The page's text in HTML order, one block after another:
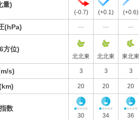
量)
(-0.7) (+0.1) (+0.6)
(hPa) --- --- ---
方位)
北北東 北北東 東北東
s) 3 3 3
20 20 20
数
30 34 36